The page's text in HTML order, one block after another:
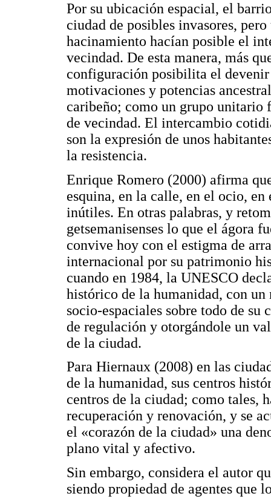
Por su ubicación espacial, el
ciudad de posibles invasores,
hacinamiento hacían posible el
vecindad. De esta manera, más
configuración posibilita el
motivaciones y potencias
caribeño; como un grupo unitario
de vecindad. El intercambio
son la expresión de unos
la resistencia.
Enrique Romero (2000) afirma
esquina, en la calle, en el ocio,
inútiles. En otras palabras, y
getsemanisenses lo que el ágora
convive hoy con el estigma de
internacional por su patrimonio
cuando en 1984, la UNESCO
histórico de la humanidad, con
socio-espaciales sobre todo de
de regulación y otorgándole un
de la ciudad.
Para Hiernaux (2008) en las
de la humanidad, sus centros
centros de la ciudad; como tales,
recuperación y renovación, y se
el «corazón de la ciudad» una
plano vital y afectivo.
Sin embargo, considera el autor
siendo propiedad de agentes que